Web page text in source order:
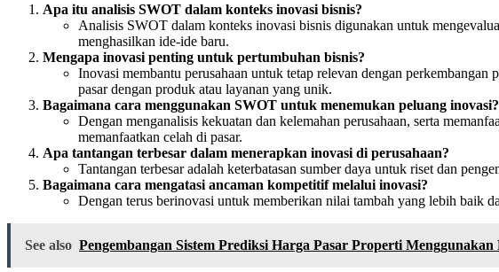
Apa itu analisis SWOT dalam konteks inovasi bisnis?
Analisis SWOT dalam konteks inovasi bisnis digunakan untuk
menghasilkan ide-ide baru.
Mengapa inovasi penting untuk pertumbuhan bisnis?
Inovasi membantu perusahaan untuk tetap relevan dengan
pasar dengan produk atau layanan yang unik.
Bagaimana cara menggunakan SWOT untuk menemukan peluang inovasi?
Dengan menganalisis kekuatan dan kelemahan perusahaan, serta
memanfaatkan celah di pasar.
Apa tantangan terbesar dalam menerapkan inovasi di perusahaan?
Tantangan terbesar adalah keterbatasan sumber daya untuk riset dan
Bagaimana cara mengatasi ancaman kompetitif melalui inovasi?
Dengan terus berinovasi untuk memberikan nilai tambah yang lebih baik
See also Pengembangan Sistem Prediksi Harga Pasar Properti